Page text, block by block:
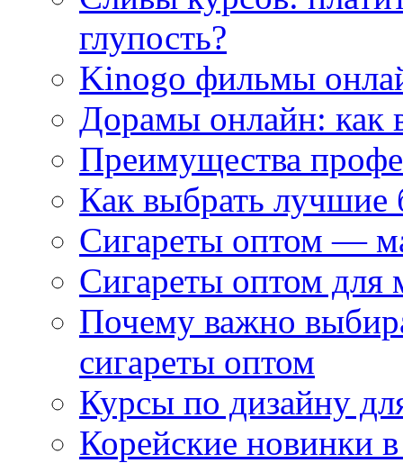
глупость?
Kinogo фильмы
Дорамы онлайн: как
Преимущества
Как выбрать
Сигареты оптом —
Сигареты оптом для
Почему важно
сигареты оптом
Курсы по дизайну
Корейские новинки